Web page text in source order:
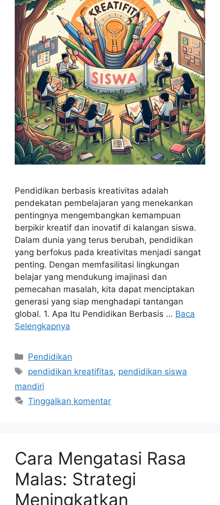
Pendidikan berbasis kreativitas adalah
pendekatan pembelajaran yang menekankan
pentingnya mengembangkan kemampuan
berpikir kreatif dan inovatif di kalangan siswa.
Dalam dunia yang terus berubah, pendidikan
yang berfokus pada kreativitas menjadi sangat
penting. Dengan memfasilitasi lingkungan
belajar yang mendukung imajinasi dan
pemecahan masalah, kita dapat menciptakan
generasi yang siap menghadapi tantangan
global. 1. Apa Itu Pendidikan Berbasis … Baca
Selengkapnya
Kategori
Pendidikan
Tag
pendidikan kreatifitas, pendidikan siswa
mandiri
Tinggalkan komentar
Cara Mengatasi Rasa
Malas: Strategi
Meningkatkan